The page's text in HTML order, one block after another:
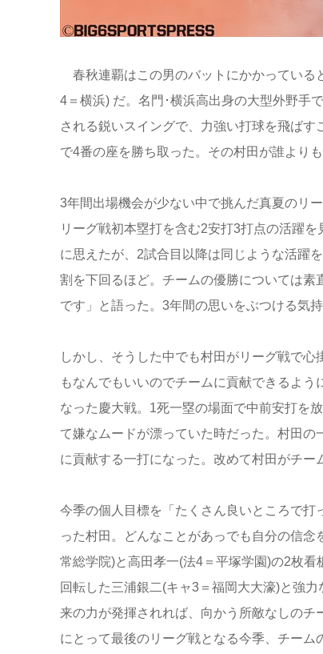
春秋連覇はこの男のバットにかかっている
4＝横浜) だ。名門･横浜高出身の大型外野手
される鋭いスイングで、力強い打球を飛ば
で4番の座を勝ち取った。その村田が誰より
3年間出場機会が少ない中で挑んだ真夏のリ
リーグ戦初本塁打を含む2安打3打点の活躍
に思えたが、2試合目以降は同じような活躍
割を下回るほど。チームの優勝については
です」と語った。3年間の思いをぶつける気
しかし、そうした中でも村田がリーグ戦で
もなんでもいいのでチームに貢献できるよ
なった慶大戦。1死一塁の場面で中前安打を
て嫌なムードが漂っていた時だった。村田
に貢献する一打になった。改めて村田がチー
今季の個人目標を「たくさん良いところで
った村田。どんなことがあっでも自分の信
常総学院)と高田孝一(法4＝平塚学園)の2枚
回転した三浦銀二(キャ3＝福岡大大濠)と強
来の力が発揮されれば、向かう所敵なしの
にとって最後のリーグ戦となる今季、チー